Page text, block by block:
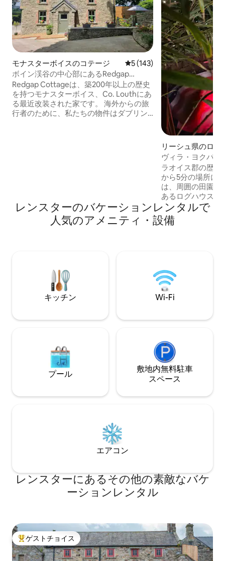
モナスターボイスのコテージ レビュー143件、5つ星中5つ
5 (143)
ボイン渓谷の中心部にあるRedgap
Cottage
Redgap Cottageは、築200年以上の歴史
を持つモナスターボイス、Co. Louthにあ
る最近改装された家です。 海外からの旅
行者のために、私たちの物件はダブリン
35キロ トリム城。
リーシュ県のログ
ヴィラ・ヨクバス
ラオイス郡の歴史
から5分の場所に
は、周囲の田園地
あるログハウスの
ビンは、モダンな
の魅力を兼ね備え
ず、すべてのモダ
実したバーをお楽
ジーまたはサウナ
レンスターのバケーションレンタルで
人気のアメニティ・設備
キッチン Wi-Fi
プール
敷地内無料駐⁠車
ス⁠ペ⁠ー⁠ス
エアコン
レンスターにあるその他の素敵なバケ
ーションレンタル
大好評のゲストチョイスです。
ゲストチョイス